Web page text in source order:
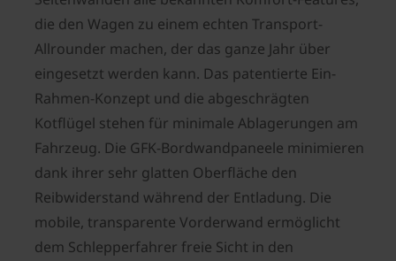
die den Wagen zu einem echten Transport-
Allrounder machen, der das ganze Jahr über
eingesetzt werden kann. Das patentierte Ein-
Rahmen-Konzept und die abgeschrägten
Kotflügel stehen für minimale Ablagerungen am
Fahrzeug. Die GFK-Bordwandpaneele minimieren
dank ihrer sehr glatten Oberfläche den
Reibwiderstand während der Entladung. Die
mobile, transparente Vorderwand ermöglicht
dem Schlepperfahrer freie Sicht in den